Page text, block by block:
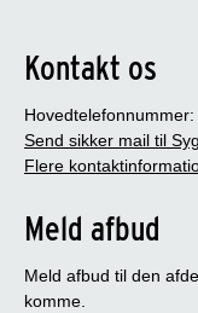
Kontakt os
Send sikker mail til
Flere
Meld afbud
Meld afbud til den
komme.